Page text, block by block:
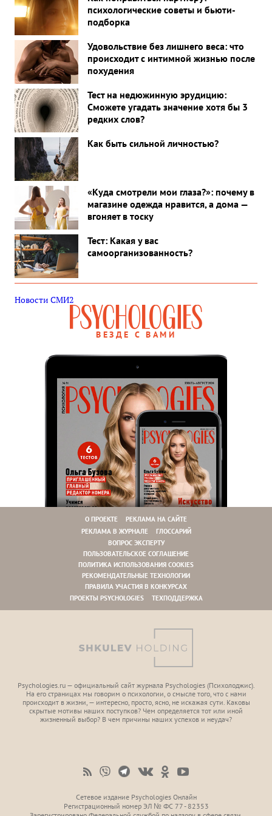
психологические советы и бьюти-
подборка
Удовольствие без лишнего веса: что
происходит с интимной жизнью после
похудения
Тест на недюжинную эрудицию:
Сможете угадать значение хотя бы 3
редких слов?
Как быть сильной личностью?
«Куда смотрели мои глаза?»: почему в
магазине одежда нравится, а дома —
вгоняет в тоску
Тест: Какая у вас
самоорганизованность?
Новости СМИ2
ВЕЗДЕ С ВАМИ
О ПРОЕКТЕ
РЕКЛАМА НА САЙТЕ
РЕКЛАМА В ЖУРНАЛЕ
ГЛОССАРИЙ
ВОПРОС ЭКСПЕРТУ
ПОЛЬЗОВАТЕЛЬСКОЕ СОГЛАШЕНИЕ
ПОЛИТИКА ИСПОЛЬЗОВАНИЯ COOKIES
РЕКОМЕНДАТЕЛЬНЫЕ ТЕХНОЛОГИИ
ПРАВИЛА УЧАСТИЯ В КОНКУРСАХ
ПРОЕКТЫ PSYCHOLOGIES
ТЕХПОДДЕРЖКА
Psychologies.ru — официальный сайт журнала Psychologies (Психoлоджиc).
На его страницах мы говорим о психологии, о смысле того, что с нами
происходит в жизни, — интересно, просто, ясно, не искажая сути. Каковы
скрытые мотивы наших поступков? Чем определяется тот или иной
жизненный выбор? В чем причины наших успехов и неудач?
Сетевое издание Psychologies Онлайн
Регистрационный номер ЭЛ № ФС 77 - 82353